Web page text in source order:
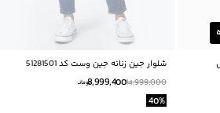
شلوار جین زنانه جین وست کد 51281501
14,999,000
8,999,400تومانــ
40%